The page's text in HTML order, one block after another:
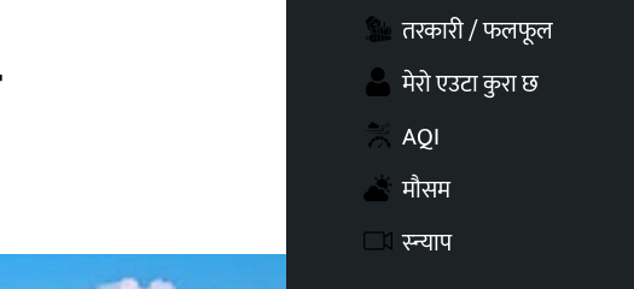
तरकारी / फलफूल
मेरो एउटा कुरा छ
AQI
मौसम
स्न्याप